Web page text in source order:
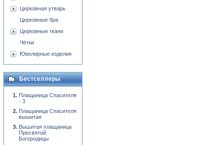
Церковная утварь
Церковные бра
Церковные ткани
Чётки
Ювелирные изделия
Бестселлеры
Плащаница Спасителя
- 3
Плащаница Спасителя
вышитая
Вышитая плащаница
Пресвятой
Богородицы